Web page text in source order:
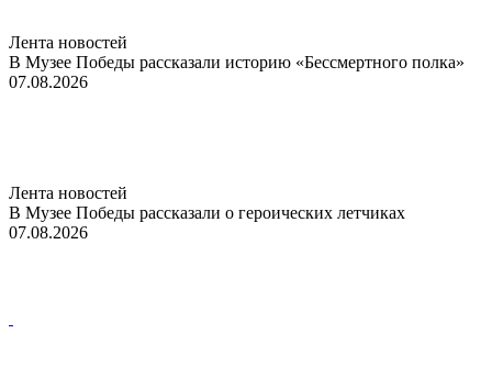
Лента новостей
В Музее Победы рассказали историю «Бессмертного полка»
07.08.2026
Лента новостей
В Музее Победы рассказали о героических летчиках
07.08.2026